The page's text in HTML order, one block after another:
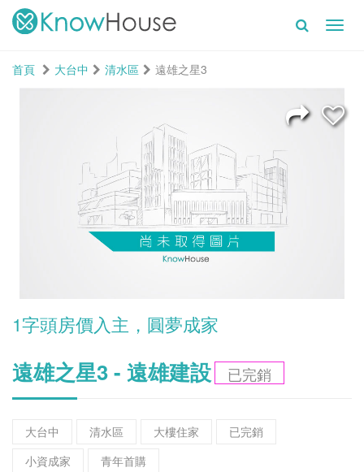
首頁 大台中 清水區 遠雄之星3
1字頭房價入主，圓夢成家
遠雄之星3 - 遠雄建設 已完銷
大台中 清水區 大樓住家
已完銷
小資成家
青年首購